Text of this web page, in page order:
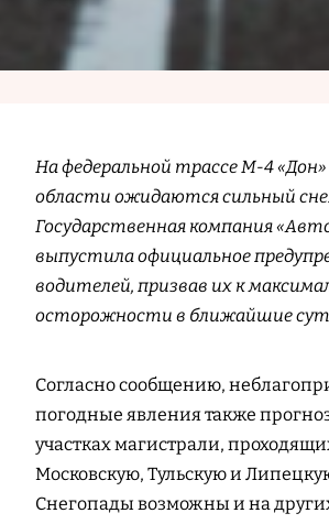
На федеральной трассе М-4
области ожидаются сильный
Государственная компания
выпустила официальное
водителей, призвав их к
осторожности в ближайшие
Согласно сообщению,
погодные явления также
участках магистрали,
Московскую, Тульскую и
Снегопады возможны и на